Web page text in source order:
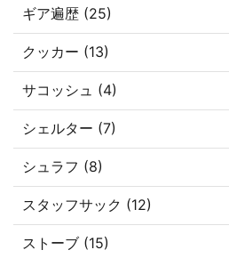
ギア遍歴 (25)
クッカー (13)
サコッシュ (4)
シェルター (7)
シュラフ (8)
スタッフサック (12)
ストーブ (15)